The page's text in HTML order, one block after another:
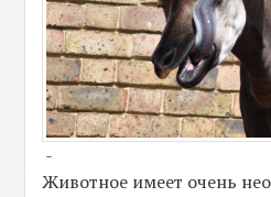
-
Животное имеет очень